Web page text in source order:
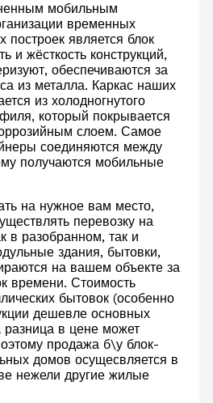
мобильным
временных
построек является блок
и жёсткость конструкций,
обеспечиваются за
из металла. Каркас наших
из холодногнутого
который покрывается
слоем. Самое
соединяются между
получаются мобильные
на нужное вам место,
перевозку на
в разобранном, так и
здания, бытовки,
на вашем объекте за
времени. Стоимость
бытовок (особенно
дешевле основных
в цене может
продажа б\у блок-
домов осущесвляется в
нежели другие жилые